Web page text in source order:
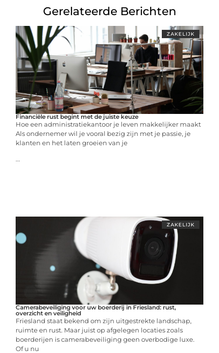
Gerelateerde Berichten
ZAKELIJK
Financiële rust begint met de juiste keuze
Hoe een administratiekantoor je leven makkelijker maakt
Als ondernemer wil je vooral bezig zijn met je passie, je
klanten en het laten groeien van je
...
ZAKELIJK
Camerabeveiliging voor uw boerderij in Friesland: rust,
overzicht en veiligheid
Friesland staat bekend om zijn uitgestrekte landschap,
ruimte en rust. Maar juist op afgelegen locaties zoals
boerderijen is camerabeveiliging geen overbodige luxe.
Of u nu